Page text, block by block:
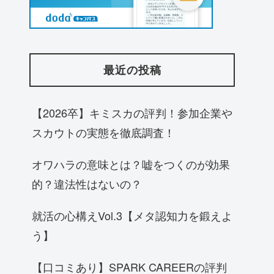
最近の投稿
【2026卒】キミスカの評判！参加企業や
スカウトの実態を徹底調査！
オワハラの意味とは？嘘をつくのが効果
的？違法性はないの？
就活の心構えVol.3【メタ認知力を鍛えよ
う】
【口コミあり】SPARK CAREERの評判